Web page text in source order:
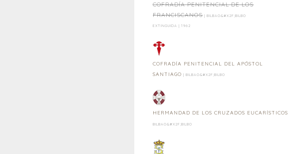
COFRADÍA PENITENCIAL DE LOS
FRANCISCANOS| BILBAO&#X2F;BILBO
EXTINGUIDA | 1962
COFRADÍA PENITENCIAL DEL APÓSTOL
SANTIAGO | BILBAO&#X2F;BILBO
HERMANDAD DE LOS CRUZADOS EUCARÍSTICOS
BILBAO&#X2F;BILBO